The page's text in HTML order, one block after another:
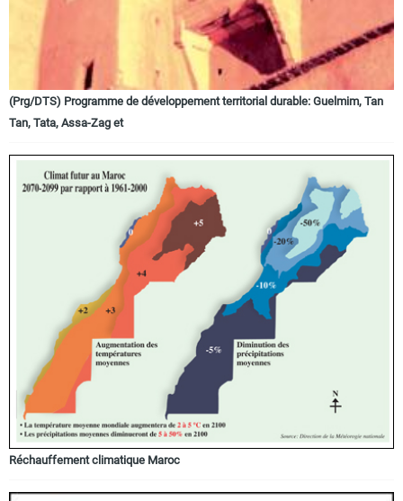
(Prg/DTS) Programme de développement territorial durable: Guelmim, Tan
Tan, Tata, Assa-Zag et
Réchauffement climatique Maroc